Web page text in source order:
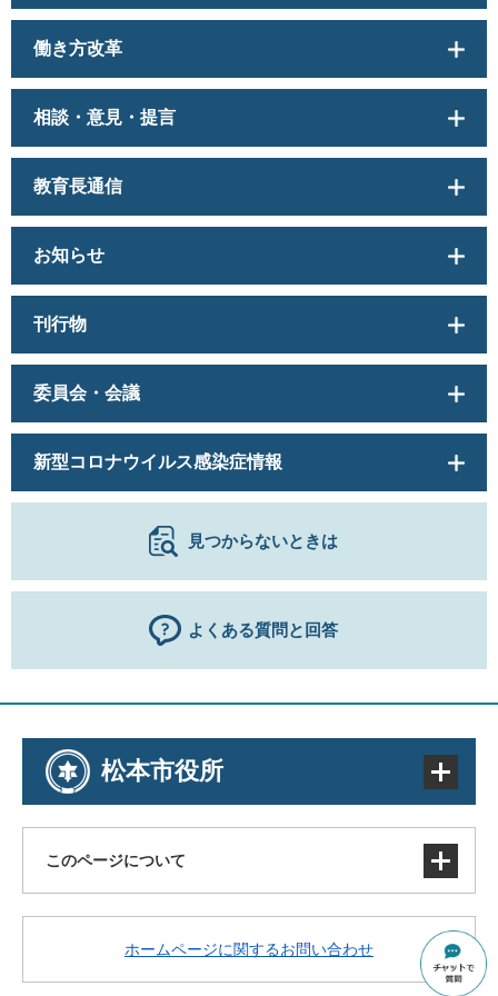
働き方改革
相談・意見・提言
教育長通信
お知らせ
刊行物
委員会・会議
新型コロナウイルス感染症情報
見つからないときは
よくある質問と回答
松本市役所
このページについて
著作権・免責事項・リンク
ホームページに関するお問い合わせ